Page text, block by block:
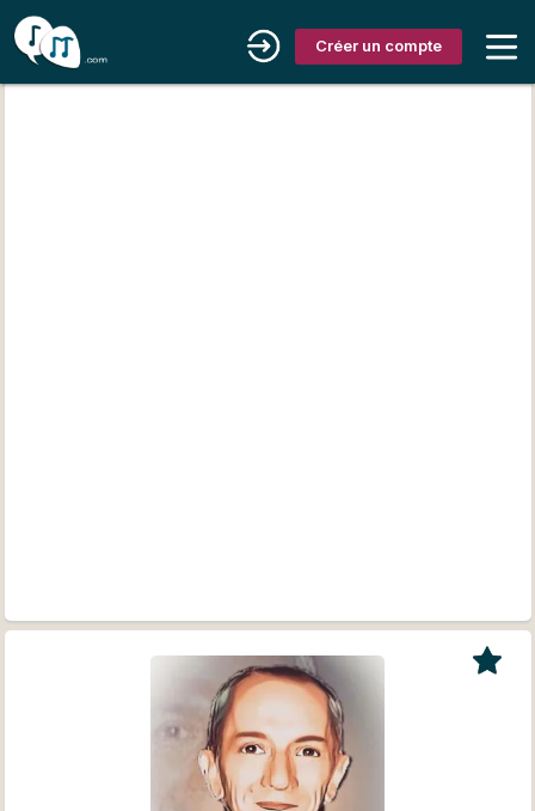
Créer un compte